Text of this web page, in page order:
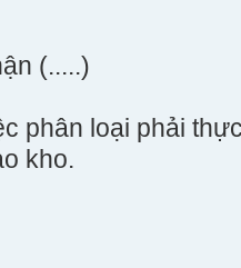
(.....)
phân loại phải
kho.